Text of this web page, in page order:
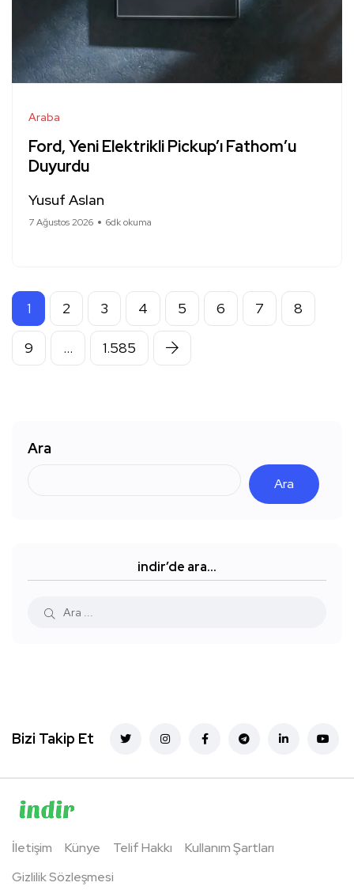
Araba
Ford, Yeni Elektrikli Pickup’ı Fathom’u
Duyurdu
Yusuf Aslan
7 Ağustos 2026 6dk okuma
1 2 3 4 5 6 7 8
9 … 1.585
Ara
Ara
indir’de ara…
Bizi Takip Et
İletişim Künye Telif Hakkı
Kullanım Şartları
Gizlilik Sözleşmesi